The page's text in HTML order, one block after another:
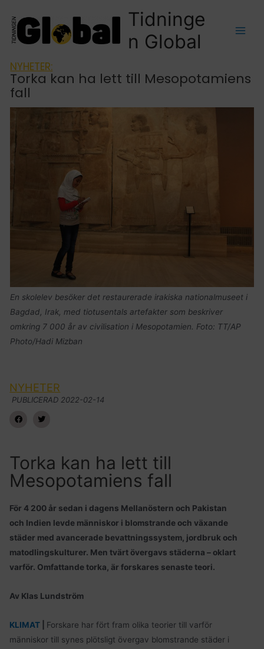
Tidninge
n Global
NYHETER:
Torka kan ha lett till Mesopotamiens
fall
En skolelev besöker det restaurerade irakiska nationalmuseet i
Bagdad, Irak, med tiotusentals artefakter som beskriver
omkring 7 000 år av civilisation i Mesopotamien. Foto: TT/AP
Photo/Hadi Mizban
NYHETER
PUBLICERAD 2022-02-14
Torka kan ha lett till
Mesopotamiens fall
För 4 200 år sedan i dagens Mellanöstern och Pakistan
och Indien levde människor i blomstrande och växande
städer med avancerade bevattningssystem, jordbruk och
matodlingskulturer. Men tvärt övergavs städerna – oklart
varför. Omfattande torka, är forskares senaste teori.
Av Klas Lundström
KLIMAT
Forskare har fört fram olika teorier till varför
människor till synes plötsligt övergav blomstrande städer i